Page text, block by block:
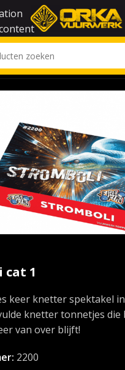
te vergroten
cat 1
keer knetter spektakel
knetter tonnetjes
van over blijft!
2200